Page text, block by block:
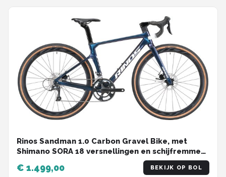
Rinos Sandman 1.0 Carbon Gravel Bike, met
Shimano SORA 18 versnellingen en schijfremmen,
lichte fiets voor dames en heren, 700 x 40C,
Kameleon Goud & Groent 58
€ 1.499,00 BEKIJK OP BOL